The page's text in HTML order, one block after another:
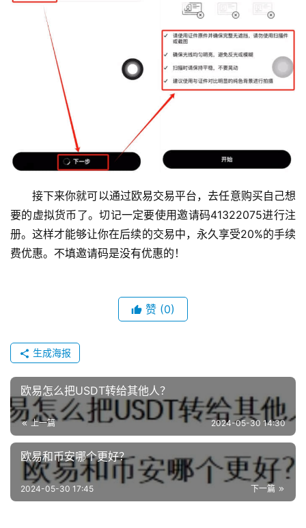
接下来你就可以通过欧易交易平台，去任意购买自己想
要的虚拟货币了。切记一定要使用邀请码41322075进行注
册。这样才能够让你在后续的交易中，永久享受20%的手续
费优惠。不填邀请码是没有优惠的！
赞 (0)
生成海报
欧易怎么把USDT转给其他人？
上一篇 2024-05-30 14:30
欧易和币安哪个更好？
下一篇
2024-05-30 17:45